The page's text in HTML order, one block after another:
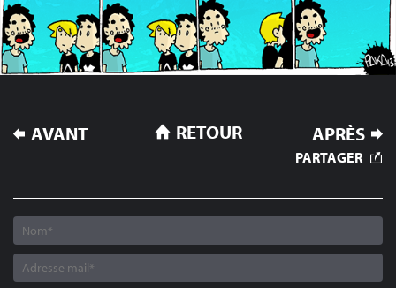
NAVIGATION
DE
AVANT APRÈS
RETOUR
PARTAGER